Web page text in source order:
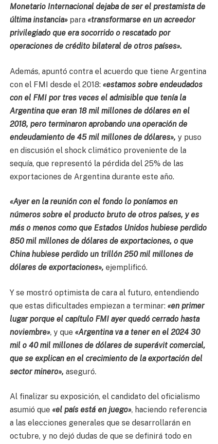
Monetario Internacional dejaba de ser el prestamista de
última instancia» para «transformarse en un acreedor
privilegiado que era socorrido o rescatado por
operaciones de crédito bilateral de otros países».
Además, apuntó contra el acuerdo que tiene Argentina
con el FMI desde el 2018: «estamos sobre endeudados
con el FMI por tres veces el admisible que tenía la
Argentina que eran 18 mil millones de dólares en el
2018, pero terminaron aprobando una operación de
endeudamiento de 45 mil millones de dólares», y puso
en discusión el shock climático proveniente de la
sequía, que representó la pérdida del 25% de las
exportaciones de Argentina durante este año.
«Ayer en la reunión con el fondo lo poníamos en
números sobre el producto bruto de otros países, y es
más o menos como que Estados Unidos hubiese perdido
850 mil millones de dólares de exportaciones, o que
China hubiese perdido un trillón 250 mil millones de
dólares de exportaciones», ejemplificó.
Y se mostró optimista de cara al futuro, entendiendo
que estas dificultades empiezan a terminar: «en primer
lugar porque el capítulo FMI ayer quedó cerrado hasta
noviembre», y que «Argentina va a tener en el 2024 30
mil o 40 mil millones de dólares de superávit comercial,
que se explican en el crecimiento de la exportación del
sector minero», aseguró.
Al finalizar su exposición, el candidato del oficialismo
asumió que «el país está en juego», haciendo referencia
a las elecciones generales que se desarrollarán en
octubre, y no dejó dudas de que se definirá todo en